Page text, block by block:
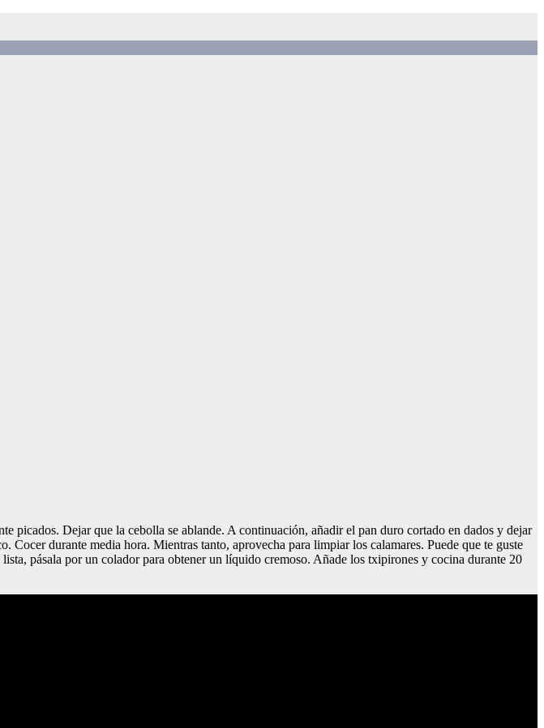
picados. Dejar que la cebolla se ablande. A continuación, añadir el pan duro cortado en dados y dejar
durante media hora. Mientras tanto, aprovecha para limpiar los calamares. Puede que te guste
pásala por un colador para obtener un líquido cremoso. Añade los txipirones y cocina durante 20